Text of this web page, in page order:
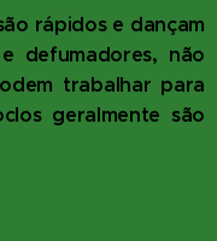
rápidos e dançam
defumadores, não
trabalhar para
geralmente são